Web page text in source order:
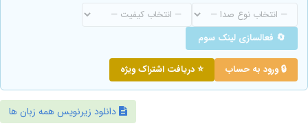
🔄 فعالسازی لینک سوم
🔒 ورود به حساب ⭐ دریافت اشتراک ویژه
دانلود زیرنویس همه زبان ها